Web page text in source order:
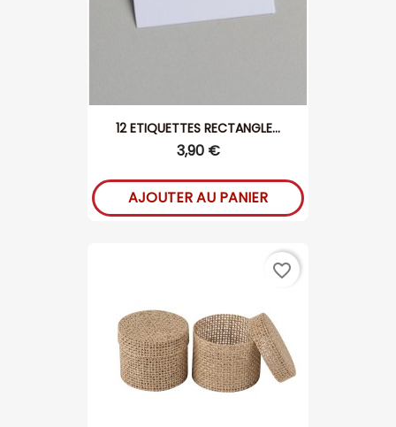
12 ETIQUETTES RECTANGLE...
3,90 €
AJOUTER AU PANIER
favorite_border